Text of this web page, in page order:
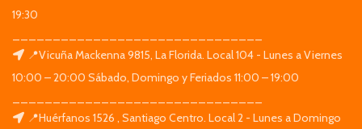
19:30
📍Vicuña Mackenna 9815, La Florida. Local 104 - Lunes a Viernes
10:00 – 20:00 Sábado, Domingo y Feriados 11:00 – 19:00
📍Huérfanos 1526 , Santiago Centro. Local 2 - Lunes a Domingo